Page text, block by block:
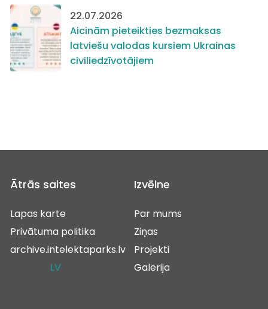
22.07.2026
Aicinām pieteikties bezmaksas
latviešu valodas kursiem Ukrainas
civiliedzīvotājiem
Ātrās saites
Lapas karte
Privātuma politika
archive.intelektaparks.lv
LV
Izvēlne
Par mums
Ziņas
Projekti
Galerija